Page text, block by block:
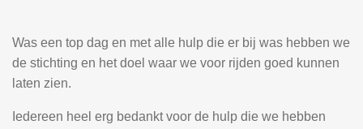
Was een top dag en met alle hulp die er bij was hebben we
de stichting en het doel waar we voor rijden goed kunnen
laten zien.
Iedereen heel erg bedankt voor de hulp die we hebben